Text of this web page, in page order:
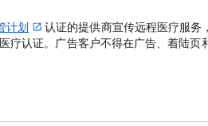
计划
认证的提供商宣传远程医疗服务
疗认证。广告客户不得在广告、着陆页